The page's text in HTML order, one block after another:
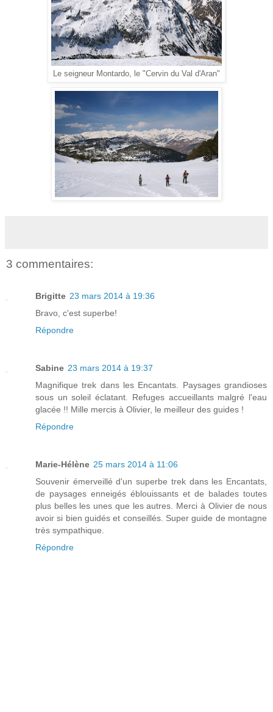
Le seigneur Montardo, le "Cervin du Val d'Aran"
3 commentaires:
Brigitte 23 mars 2014 à 19:36
Bravo, c'est superbe!
Répondre
Sabine 23 mars 2014 à 19:37
Magnifique trek dans les Encantats. Paysages grandioses
sous un soleil éclatant. Refuges accueillants malgré l'eau
glacée !! Mille mercis à Olivier, le meilleur des guides !
Répondre
Marie-Hélène 25 mars 2014 à 11:06
Souvenir émerveillé d'un superbe trek dans les Encantats,
de paysages enneigés éblouissants et de balades toutes
plus belles les unes que les autres. Merci à Olivier de nous
avoir si bien guidés et conseillés. Super guide de montagne
très sympathique.
Répondre